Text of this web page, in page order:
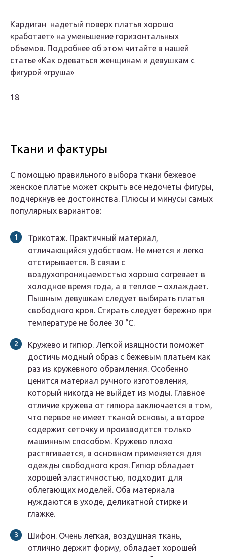
Кардиган надетый поверх платья хорошо
«работает» на уменьшение горизонтальных
объемов. Подробнее об этом читайте в нашей
статье «Как одеваться женщинам и девушкам с
фигурой «груша»
18
Ткани и фактуры
С помощью правильного выбора ткани бежевое
женское платье может скрыть все недочеты фигуры,
подчеркнув ее достоинства. Плюсы и минусы самых
популярных вариантов:
Трикотаж. Практичный материал,
отличающийся удобством. Не мнется и легко
отстирывается. В связи с
воздухопроницаемостью хорошо согревает в
холодное время года, а в теплое – охлаждает.
Пышным девушкам следует выбирать платья
свободного кроя. Стирать следует бережно при
температуре не более 30 °C.
Кружево и гипюр. Легкой изящности поможет
достичь модный образ с бежевым платьем как
раз из кружевного обрамления. Особенно
ценится материал ручного изготовления,
который никогда не выйдет из моды. Главное
отличие кружева от гипюра заключается в том,
что первое не имеет тканой основы, а второе
содержит сеточку и производится только
машинным способом. Кружево плохо
растягивается, в основном применяется для
одежды свободного кроя. Гипюр обладает
хорошей эластичностью, подходит для
облегающих моделей. Оба материала
нуждаются в уходе, деликатной стирке и
глажке.
Шифон. Очень легкая, воздушная ткань,
отлично держит форму, обладает хорошей